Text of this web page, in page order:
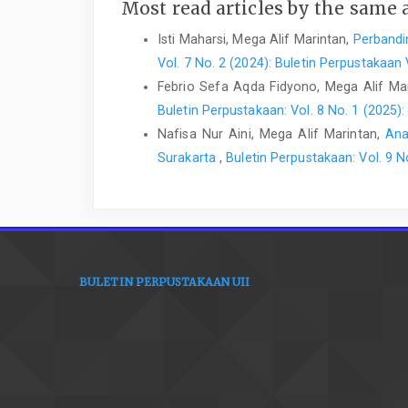
Most read articles by the same
Isti Maharsi, Mega Alif Marintan,
Vol. 7 No. 2 (2024): Buletin
Febrio Sefa Aqda Fidyono, Mega Alif
Buletin Perpustakaan: Vol. 8 No. 1
Nafisa Nur Aini, Mega Alif Marintan,
Surakarta , Buletin Perpustakaan: Vol. 9
BULETIN PERPUSTAKAAN UII